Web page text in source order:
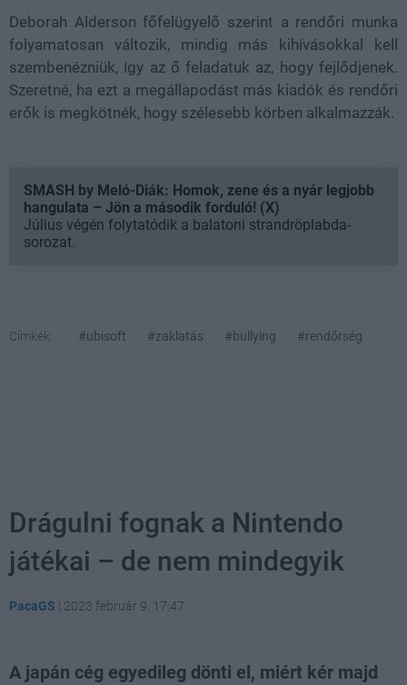
Deborah Alderson főfelügyelő szerint a rendőri munka
folyamatosan változik, mindig más kihívásokkal kell
szembenézniük, így az ő feladatuk az, hogy fejlődjenek.
Szeretné, ha ezt a megállapodást más kiadók és rendőri
erők is megkötnék, hogy szélesebb körben alkalmazzák.
SMASH by Meló-Diák: Homok, zene és a nyár legjobb
hangulata – Jön a második forduló! (X)
Július végén folytatódik a balatoni strandröplabda-
sorozat.
Címkék: #ubisoft #zaklatás #bullying #rendőrség
Drágulni fognak a Nintendo
játékai – de nem mindegyik
PacaGS | 2023 február 9. 17:47
A japán cég egyedileg dönti el, miért kér majd